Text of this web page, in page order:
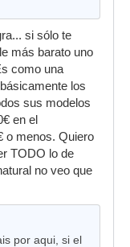
si sólo te
más barato uno
como una
los
sus modelos
en el
o menos. Quiero
TODO lo de
no veo que
por aqui, si el